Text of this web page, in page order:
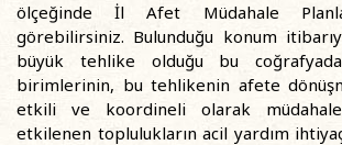
ölçeğinde İl Afet Müdahale
görebilirsiniz. Bulunduğu konum
büyük tehlike olduğu bu
birimlerinin, bu tehlikenin afete
etkili ve koordineli olarak
etkilenen toplulukların acil yardım